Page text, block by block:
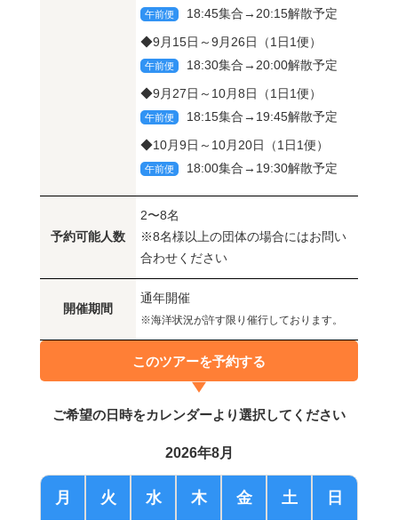
午前便 18:45集合→20:15解散予定
◆9月15日～9月26日（1日1便）
午前便 18:30集合→20:00解散予定
◆9月27日～10月8日（1日1便）
午前便 18:15集合→19:45解散予定
◆10月9日～10月20日（1日1便）
午前便 18:00集合→19:30解散予定
予約可能人数
2〜8名
※8名様以上の団体の場合にはお問い
合わせください
開催期間
通年開催
※海洋状況が許す限り催行しております。
このツアーを予約する
ご希望の日時をカレンダーより選択してください
2026年8月
月 火 水 木 金 土 日